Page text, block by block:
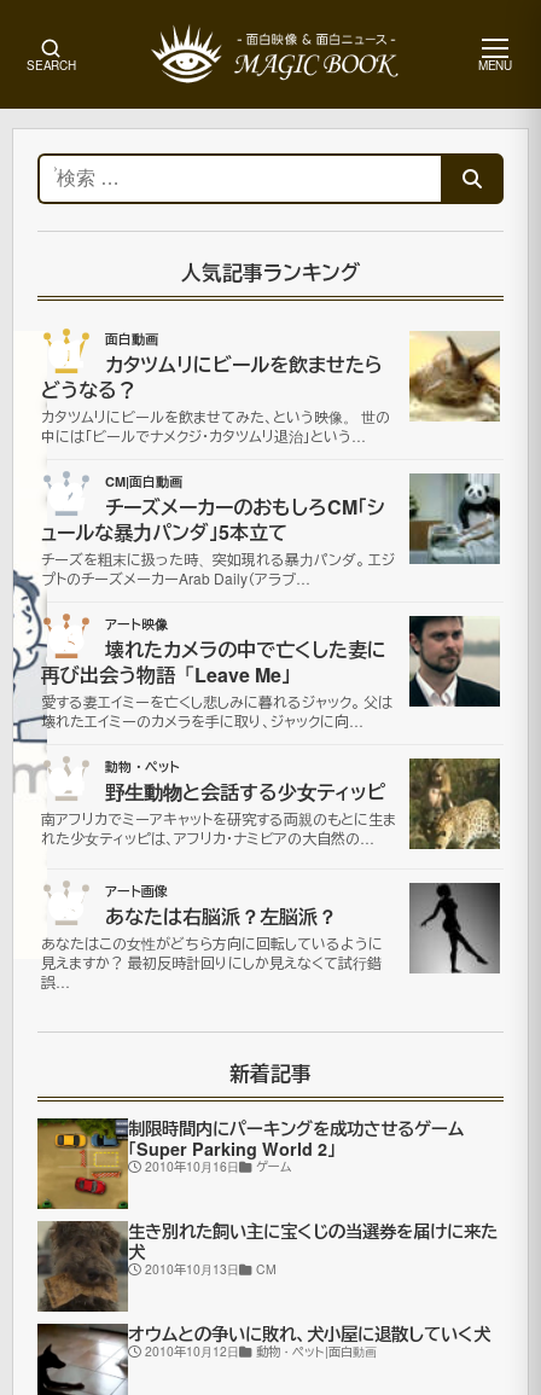
SEARCH MENU
メ
ュ
ー
ー
ニ
ュ
ー
ス
PickUp
2007
年5月
22日
年7月
16日更
新
ニ
ー
が
手
作
り
原
子
炉
を
検
索:
人気記事ランキング
01 面白動画
カタツムリにビールを飲ませたら
どうなる？
カタツムリにビールを飲ませてみた、という映像。 世の
中には「ビールでナメクジ・カタツムリ退治」という…
02 CM|面白動画
チーズメーカーのおもしろCM「シ
ュールな暴力パンダ」5本立て
チーズを粗末に扱った時、突如現れる暴力パンダ。 エジ
プトのチーズメーカーArab Daily（アラブ…
03 アート映像
壊れたカメラの中で亡くした妻に
再び出会う物語「Leave Me」
愛する妻エイミーを亡くし悲しみに暮れるジャック。 父は
壊れたエイミーのカメラを手に取り、ジャックに向…
04 動物・ペット
野生動物と会話する少女ティッピ
南アフリカでミーアキャットを研究する両親のもとに生ま
れた少女ティッピは、アフリカ・ナミビアの大自然の…
05 アート画像
あなたは右脳派？左脳派？
あなたはこの女性がどちら方向に回転しているように
見えますか？ 最初反時計回りにしか見えなくて試行錯
誤…
新着記事
制限時間内にパーキングを成功させるゲーム
「Super Parking World 2」
2010年10月16日 ゲーム
生き別れた飼い主に宝くじの当選券を届けに来た
犬
2010年10月13日 CM
オウムとの争いに敗れ、犬小屋に退散していく犬
2010年10月12日 動物・ペット|面白動画